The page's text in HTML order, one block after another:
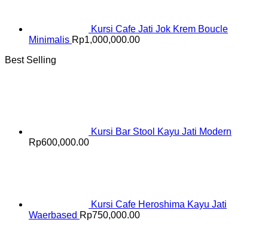
Kursi Cafe Jati Jok Krem Boucle
Minimalis Rp1,000,000.00
Best Selling
Kursi Bar Stool Kayu Jati Modern
Rp600,000.00
Kursi Cafe Heroshima Kayu Jati
Waerbased Rp750,000.00